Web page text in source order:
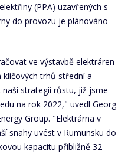
(PPA) uzavřených s
do provozu je plánováno
ve výstavbě elektráren
klíčových trhů střední a
strategii růstu, již jsme
na rok 2022," uvedl Georg
Group. "Elektrárna v
snahy uvést v Rumunsku do
kapacitu přibližně 32